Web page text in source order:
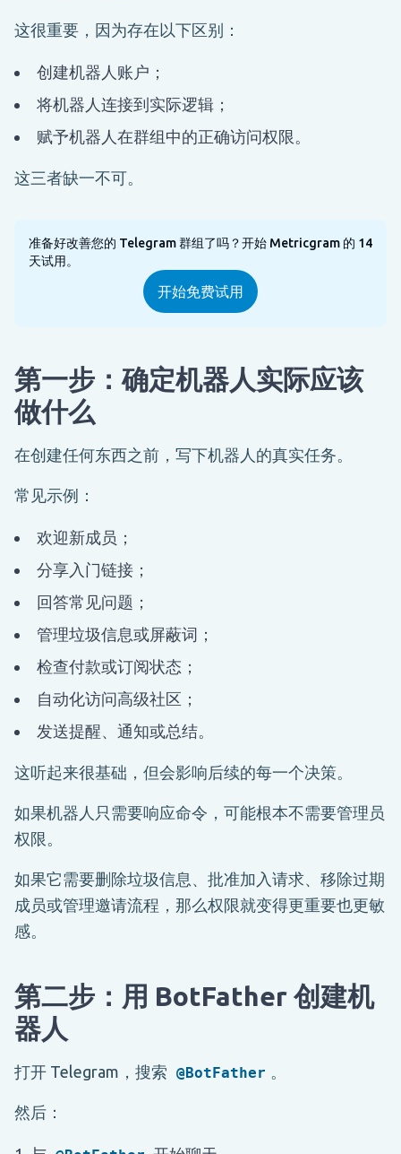
这很重要，因为存在以下区别：
创建机器人账户；
将机器人连接到实际逻辑；
赋予机器人在群组中的正确访问权限。
这三者缺一不可。
准备好改善您的 Telegram 群组了吗？开始 Metricgram 的 14
天试用。
开始免费试用
第一步：确定机器人实际应该
做什么
在创建任何东西之前，写下机器人的真实任务。
常见示例：
欢迎新成员；
分享入门链接；
回答常见问题；
管理垃圾信息或屏蔽词；
检查付款或订阅状态；
自动化访问高级社区；
发送提醒、通知或总结。
这听起来很基础，但会影响后续的每一个决策。
如果机器人只需要响应命令，可能根本不需要管理员
权限。
如果它需要删除垃圾信息、批准加入请求、移除过期
成员或管理邀请流程，那么权限就变得更重要也更敏
感。
第二步：用 BotFather 创建机
器人
打开 Telegram，搜索 @BotFather
然后：